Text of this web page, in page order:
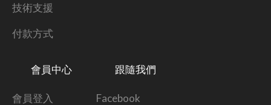
技術支援
付款方式
會員中心
會員登入
跟隨我們
Facebook